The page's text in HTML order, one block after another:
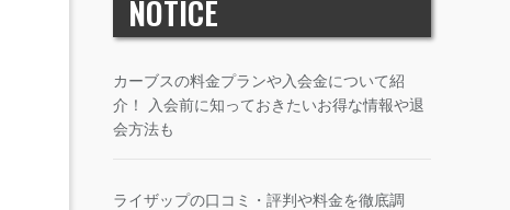
NOTICE
カーブスの料金プランや入会金について紹
介！ 入会前に知っておきたいお得な情報や退
会方法も
ライザップの口コミ・評判や料金を徹底調